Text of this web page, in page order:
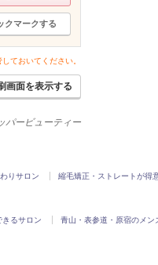
クマークする
ておいてください。
画面を表示する
パービューティー
りサロン 縮毛矯正・ストレートが得
るサロン 青山・表参道・原宿のメン